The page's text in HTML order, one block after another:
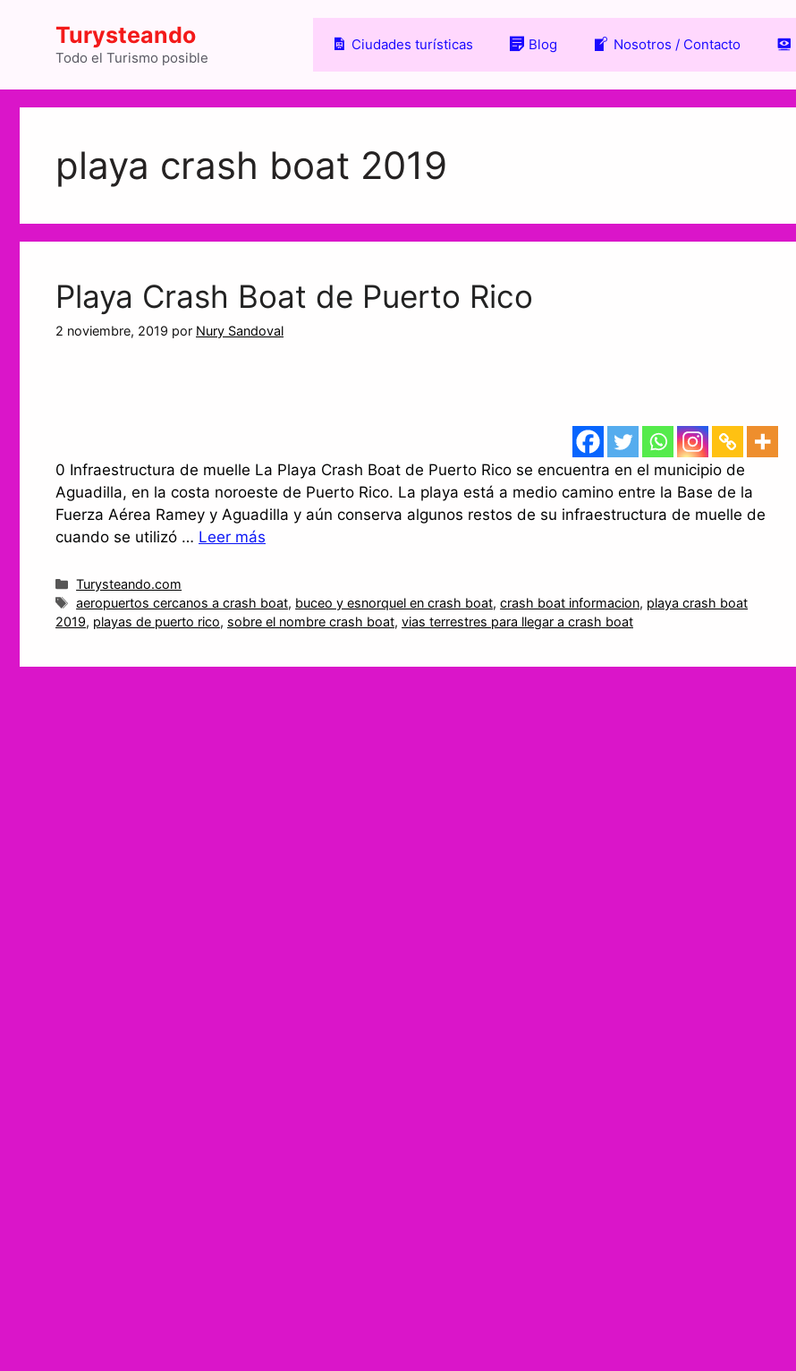
contenido
Turysteando
Todo el Turismo posible
Ciudades turísticas Blog Nosotros / Contacto
playa crash boat 2019
Playa Crash Boat de Puerto Rico
2 noviembre, 2019 por Nury Sandoval
0 Infraestructura de muelle La Playa Crash Boat de Puerto Rico se encuentra en el municipio de
Aguadilla, en la costa noroeste de Puerto Rico. La playa está a medio camino entre la Base de la
Fuerza Aérea Ramey y Aguadilla y aún conserva algunos restos de su infraestructura de muelle de
cuando se utilizó … Leer más
Categorías
Turysteando.com
Etiquetas
aeropuertos cercanos a crash boat, buceo y esnorquel en crash boat,crash boat informacion, playa crash boat
2019, playas de puerto rico, sobre el nombre crash boat, vias terrestres para llegar a crash boat